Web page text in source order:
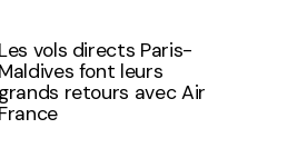
Les vols directs Paris-
Maldives font leurs
grands retours avec Air
France